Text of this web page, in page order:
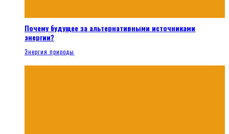
Почему будущее за альтернативными источниками
энергии?
Энергия природы